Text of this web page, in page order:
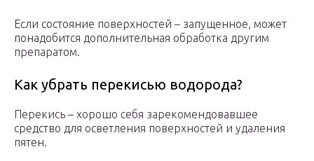
Если состояние поверхностей – запущенное, может
понадобится дополнительная обработка другим
препаратом.
Как убрать перекисью водорода?
Перекись – хорошо себя зарекомендовавшее
средство для осветления поверхностей и удаления
пятен.